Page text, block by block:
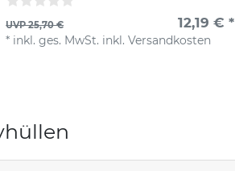
UVP 25,70 € 12,19 € *
* inkl. ges. MwSt. inkl.Versandkosten